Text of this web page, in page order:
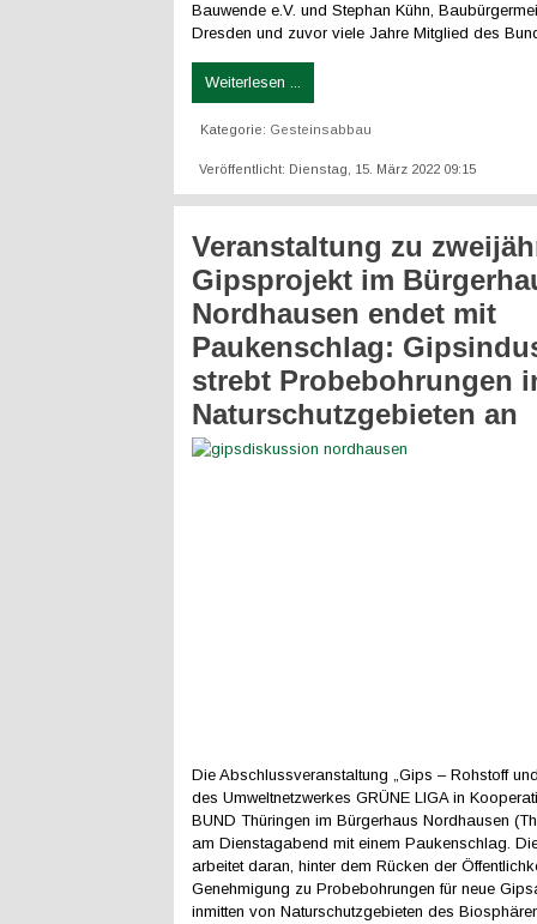
Bauwende e.V. und Stephan Kühn,
Dresden und zuvor viele Jahre Mitglied des
Weiterlesen ...
Kategorie: Gesteinsabbau
Veröffentlicht: Dienstag, 15. März 2022 09:15
Veranstaltung zu
Gipsprojekt im
Nordhausen endet mit
Paukenschlag:
strebt Probebohrungen
Naturschutzgebieten an
Die Abschlussveranstaltung „Gips – Rohstoff
des Umweltnetzwerkes GRÜNE LIGA in
BUND Thüringen im Bürgerhaus Nordhausen
am Dienstagabend mit einem Paukenschlag.
arbeitet daran, hinter dem Rücken der
Genehmigung zu Probebohrungen für neue
inmitten von Naturschutzgebieten des